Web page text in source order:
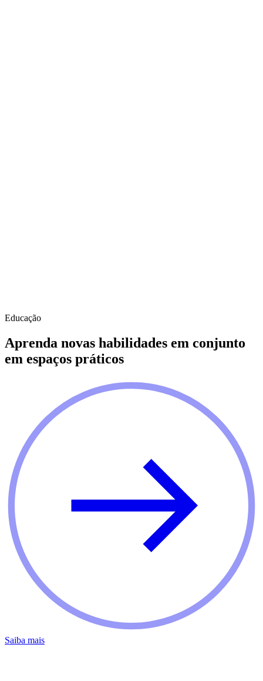
Educação
Aprenda novas habilidades em conjunto
em espaços práticos
Saiba mais